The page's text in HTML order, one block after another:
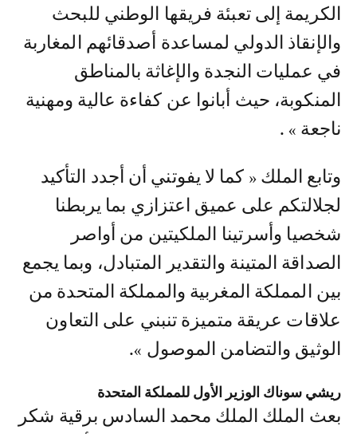
الكريمة إلى تعبئة فريقها الوطني للبحث
والإنقاذ الدولي لمساعدة أصدقائهم المغاربة
في عمليات النجدة والإغاثة بالمناطق
المنكوبة، حيث أبانوا عن كفاءة عالية ومهنية
ناجعة » .
وتابع الملك « كما لا يفوتني أن أجدد التأكيد
لجلالتكم على عميق اعتزازي بما يربطنا
شخصيا وأسرتينا الملكيتين من أواصر
الصداقة المتينة والتقدير المتبادل، وبما يجمع
بين المملكة المغربية والمملكة المتحدة من
علاقات عريقة متميزة تنبني على التعاون
الوثيق والتضامن الموصول ».
ريشي سوناك الوزير الأول للمملكة المتحدة
بعث الملك الملك محمد السادس برقية شكر